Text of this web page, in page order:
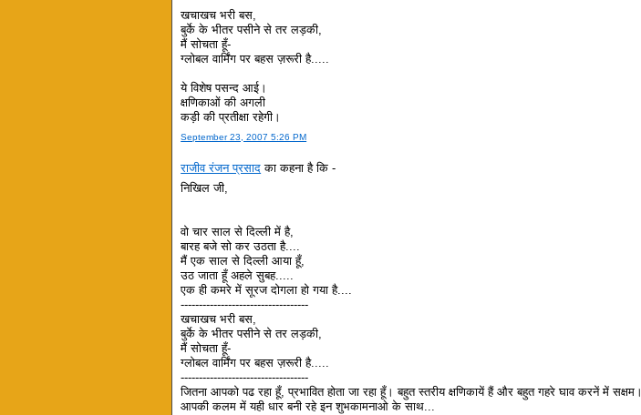
खचाखच भरी बस,
बुर्के के भीतर पसीने से तर लड़की,
मैं सोचता हूँ-
ग्लोबल वार्मिंग पर बहस ज़रूरी है.....
ये विशेष पसन्द आई।
क्षणिकाओं की अगली
कड़ी की प्रतीक्षा रहेगी।
September 23, 2007 5:26 PM
राजीव रंजन प्रसाद का कहना है कि -
निखिल जी,
वो चार साल से दिल्ली में है,
बारह बजे सो कर उठता है....
मैं एक साल से दिल्ली आया हूँ,
उठ जाता हूँ अहले सुबह.....
एक ही कमरे में सूरज दोगला हो गया है....
-----------------------------------
खचाखच भरी बस,
बुर्के के भीतर पसीने से तर लड़की,
मैं सोचता हूँ-
ग्लोबल वार्मिंग पर बहस ज़रूरी है.....
-----------------------------------
जितना आपको पढ रहा हूँ, प्रभावित होता जा रहा हूँ। बहुत स्तरीय क्षणिकायें हैं और बहुत गहरे घाव करनें में सक्षम।
आपकी कलम में यही धार बनी रहे इन शुभकामनाओ के साथ...